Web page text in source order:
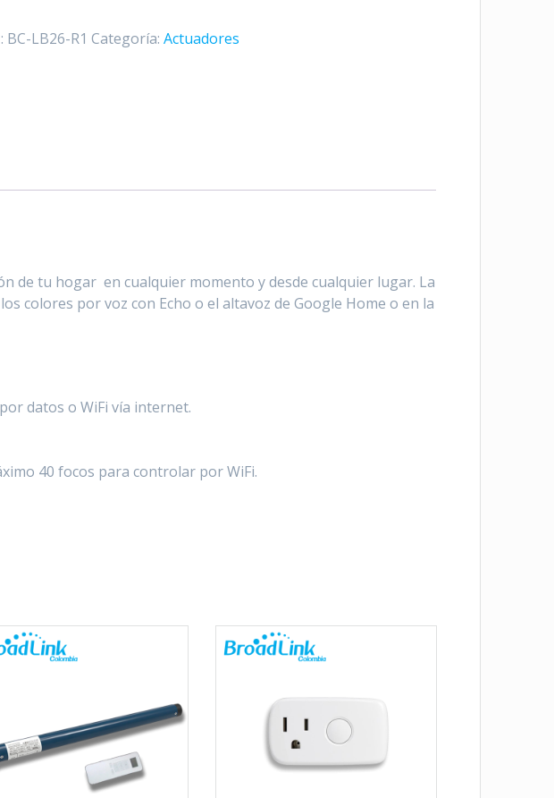
BC-LB26-R1 Categoría: Actuadores
de tu hogar en cualquier momento y desde cualquier lugar. La
colores por voz con Echo o el altavoz de Google Home o en la
datos o WiFi vía internet.
40 focos para controlar por WiFi.